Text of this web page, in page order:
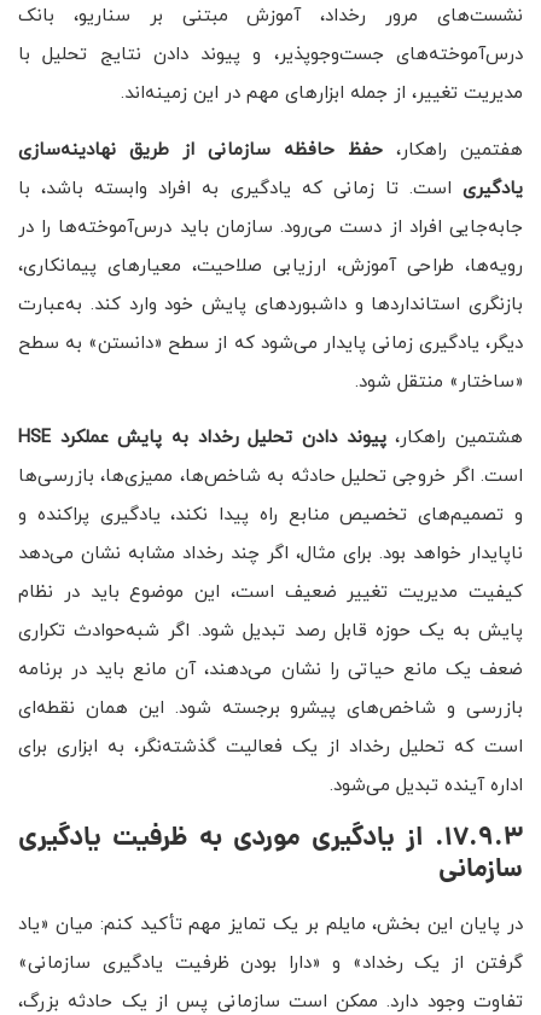
نشست‌های مرور رخداد، آموزش مبتنی بر سناریو، بانک
درس‌آموخته‌های جست‌وجوپذیر، و پیوند دادن نتایج تحلیل با
مدیریت تغییر، از جمله ابزارهای مهم در این زمینه‌اند.
هفتمین راهکار، حفظ حافظه سازمانی از طریق نهادینه‌سازی
یادگیری است. تا زمانی که یادگیری به افراد وابسته باشد، با
جابه‌جایی افراد از دست می‌رود. سازمان باید درس‌آموخته‌ها را در
رویه‌ها، طراحی آموزش، ارزیابی صلاحیت، معیارهای پیمانکاری،
بازنگری استانداردها و داشبوردهای پایش خود وارد کند. به‌عبارت
دیگر، یادگیری زمانی پایدار می‌شود که از سطح «دانستن» به سطح
«ساختار» منتقل شود.
هشتمین راهکار،پیوند دادن تحلیل رخداد به پایش عملکرد HSE
است. اگر خروجی تحلیل حادثه به شاخص‌ها، ممیزی‌ها، بازرسی‌ها
و تصمیم‌های تخصیص منابع راه پیدا نکند، یادگیری پراکنده و
ناپایدار خواهد بود. برای مثال، اگر چند رخداد مشابه نشان می‌دهد
کیفیت مدیریت تغییر ضعیف است، این موضوع باید در نظام
پایش به یک حوزه قابل رصد تبدیل شود. اگر شبه‌حوادث تکراری
ضعف یک مانع حیاتی را نشان می‌دهند، آن مانع باید در برنامه
بازرسی و شاخص‌های پیشرو برجسته شود. این همان نقطه‌ای
است که تحلیل رخداد از یک فعالیت گذشته‌نگر، به ابزاری برای
اداره آینده تبدیل می‌شود.
17.9.3. از یادگیری موردی به ظرفیت یادگیری
سازمانی
در پایان این بخش، مایلم بر یک تمایز مهم تأکید کنم: میان «یاد
گرفتن از یک رخداد» و «دارا بودن ظرفیت یادگیری سازمانی»
تفاوت وجود دارد. ممکن است سازمانی پس از یک حادثه بزرگ،